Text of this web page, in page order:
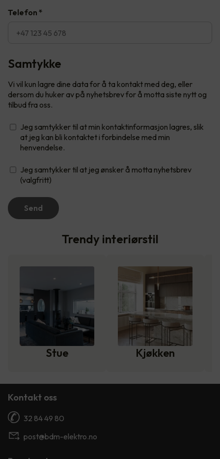
Telefon *
Samtykke
Vi vil kun lagre dine data for å ta kontakt med deg, eller
dersom du huker av på nyhetsbrev for å motta siste nytt og
tilbud fra oss.
Jeg samtykker til at min kontaktinformasjon lagres, slik
at jeg kan bli kontaktet i forbindelse med min
henvendelse.
Jeg samtykker til at jeg ønsker å motta nyhetsbrev
(valgfritt)
Send
Trendy interiørstil
Stue Kjøkken
Kontakt oss
32 84 49 80
post@bdm-elektro.no